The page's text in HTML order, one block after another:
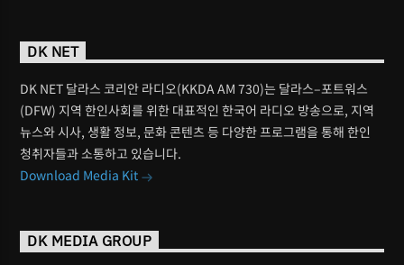
DK NET
DK NET 달라스 코리안 라디오(KKDA AM 730)는 달라스–포트워스
(DFW) 지역 한인사회를 위한 대표적인 한국어 라디오 방송으로, 지역
뉴스와 시사, 생활 정보, 문화 콘텐츠 등 다양한 프로그램을 통해 한인
청취자들과 소통하고 있습니다.
Download Media Kit
DK MEDIA GROUP